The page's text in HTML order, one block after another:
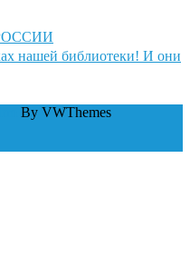
нашей библиотеки! И они
By VWThemes